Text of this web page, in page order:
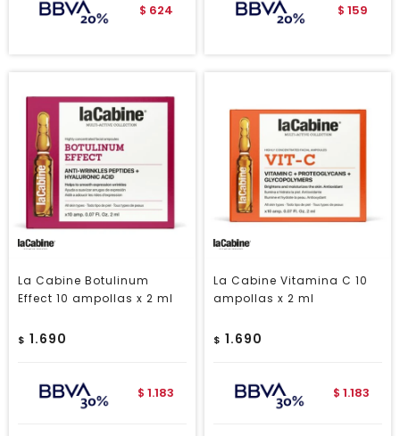
$ 624 $ 159
La Cabine Botulinum
Effect 10 ampollas x 2 ml
$ 1.690
$ 1.183
La Cabine Vitamina C 10
ampollas x 2 ml
$ 1.690
$ 1.183